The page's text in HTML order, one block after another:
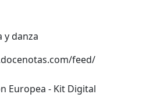
y danza
feed/